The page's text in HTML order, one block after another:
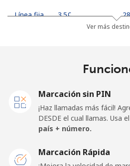
Línea fija ⁦3.5¢⁩
Línea fija ⁦28.5¢⁩
⁦32.5¢⁩
Ver más
Marcación sin PIN
¡Haz llamadas más fácil!
DESDE el cual llamas. Usa
país + número.
Marcación Rápida